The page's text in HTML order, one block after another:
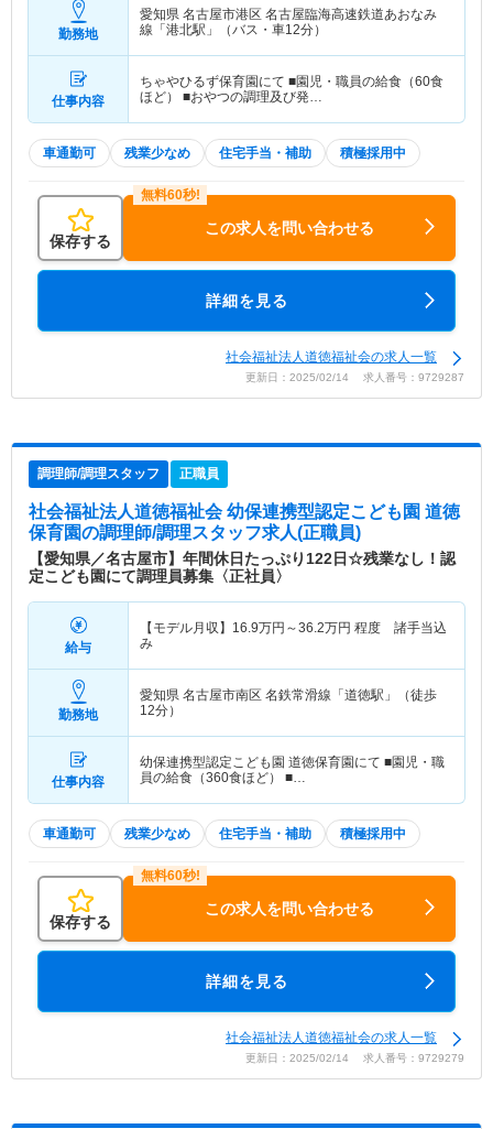
勤務地
愛知県 名古屋市港区 名古屋臨海高速鉄道あおなみ
線「港北駅」（バス・車12分）
仕事内容
ちゃやひるず保育園にて ■園児・職員の給食（60食
ほど） ■おやつの調理及び発…
車通勤可 残業少なめ 住宅手当・補助 積極採用中
保存する
この求人を問い合わせる
詳細を見る
社会福祉法人道徳福祉会の求人一覧
更新日：2025/02/14 求人番号：9729287
調理師/調理スタッフ 正職員
社会福祉法人道徳福祉会 幼保連携型認定こども園 道徳
保育園の調理師/調理スタッフ求人(正職員)
【愛知県／名古屋市】年間休日たっぷり122日☆残業なし！認
定こども園にて調理員募集〈正社員〉
給与
【モデル月収】 16.9万円～36.2万円 程度 諸手当込
み
勤務地
愛知県 名古屋市南区 名鉄常滑線「道徳駅」（徒歩
12分）
仕事内容
幼保連携型認定こども園 道徳保育園にて ■園児・職
員の給食（360食ほど） ■…
車通勤可 残業少なめ 住宅手当・補助 積極採用中
保存する
この求人を問い合わせる
詳細を見る
社会福祉法人道徳福祉会の求人一覧
更新日：2025/02/14 求人番号：9729279